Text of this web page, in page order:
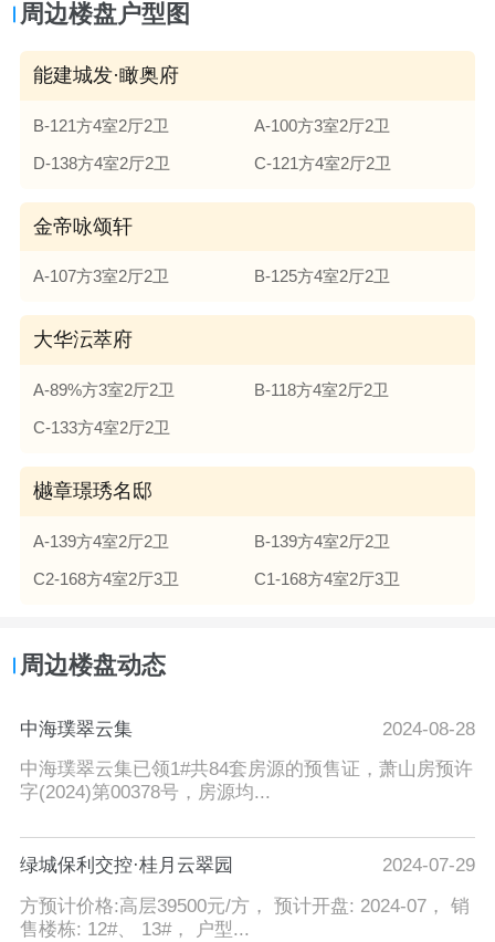
周边楼盘户型图
能建城发·瞰奥府
B-121方4室2厅2卫
A-100方3室2厅2卫
D-138方4室2厅2卫
C-121方4室2厅2卫
金帝咏颂轩
A-107方3室2厅2卫 B-125方4室2厅2卫
大华沄萃府
A-89%方3室2厅2卫
B-118方4室2厅2卫
C-133方4室2厅2卫
樾章璟琇名邸
A-139方4室2厅2卫
B-139方4室2厅2卫
C2-168方4室2厅3卫
C1-168方4室2厅3卫
周边楼盘动态
中海璞翠云集
2024-08-28
中海璞翠云集已领1#共84套房源的预售证，萧山房预许
字(2024)第00378号，房源均...
绿城保利交控·桂月云翠园
2024-07-29
方预计价格:高层39500元/方， 预计开盘: 2024-07， 销
售楼栋: 12#、 13#， 户型...